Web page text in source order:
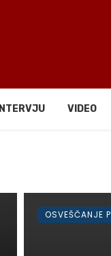
INTERVJU VIDEO
OSVEŠČANJE